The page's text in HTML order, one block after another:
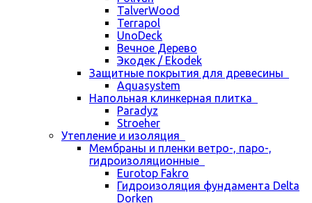
TalverWood
Terrapol
UnoDeck
Вечное Дерево
Экодек / Ekodek
Защитные покрытия для древесины
Aquasystem
Напольная клинкерная плитка
Paradyz
Stroeher
Утепление и изоляция
Мембраны и пленки ветро-, паро-,
гидроизоляционные
Eurotop Fakro
Гидроизоляция фундамента Delta
Dorken